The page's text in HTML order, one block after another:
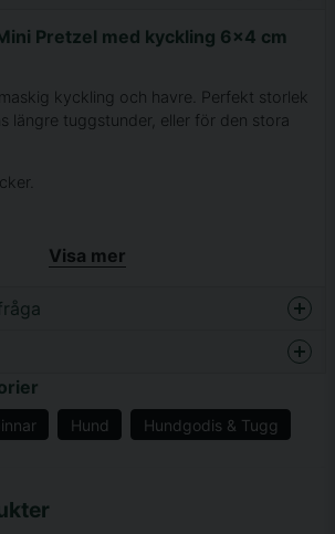
Pretzel med kyckling 6x4 cm
kyckling och havre. Perfekt storlek
längre tuggstunder, eller för den stora
havre, glycerin, sojaprotein,
mineraler.
Visa mer
Hund Hundgodis & Tugg